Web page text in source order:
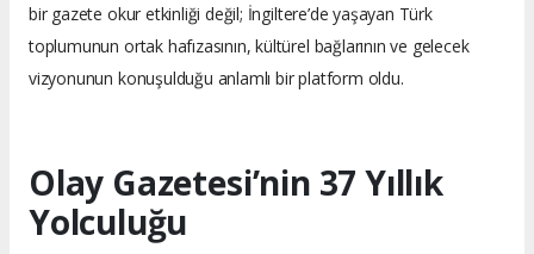
bir gazete okur etkinliği değil; İngiltere’de yaşayan Türk
toplumunun ortak hafızasının, kültürel bağlarının ve gelecek
vizyonunun konuşulduğu anlamlı bir platform oldu.
Olay Gazetesi’nin 37 Yıllık
Yolculuğu